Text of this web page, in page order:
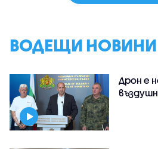
ВОДЕЩИ НОВИНИ
Дрон е